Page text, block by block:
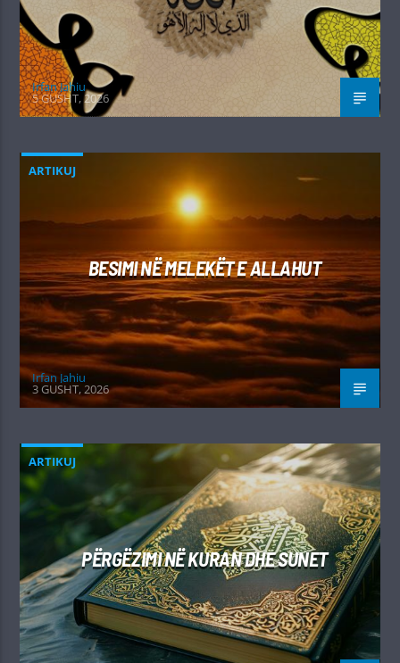
Irfan Jahiu
5 GUSHT, 2026
ARTIKUJ
BESIMI NË MELEKËT E ALLAHUT
Irfan Jahiu
3 GUSHT, 2026
ARTIKUJ
PËRGËZIMI NË KURAN DHE SUNET